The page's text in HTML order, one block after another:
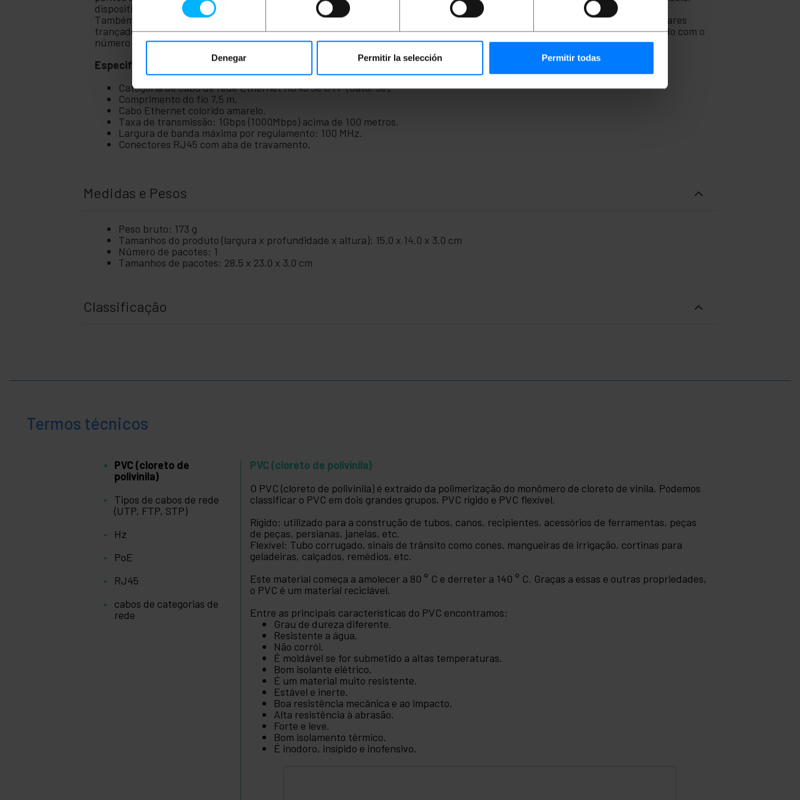
Denegar Permitir la selección Permitir todas
+
dispositivos PoE (Power Over Ethernet), data centers e qualquer dispositivo que exija conexão com a internet via banda larga.
Também podem ser utilizados para transmissão de vídeo junto com kits especiais de transmissores de vídeo. Projetados com pares
trançados com o objetivo de reduzir ao máximo as interferências elétricas e de acordo com as normas mais exigentes. Fabricado com o
número da peça PCU5-10CC-0750-Y.
Especificações
Categoria de cabo de rede Ethernet RJ45 5e UTP (Gato. 5e).
Comprimento do fio 7,5 m.
Cabo Ethernet colorido amarelo.
Taxa de transmissão: 1Gbps (1000Mbps) acima de 100 metros.
Largura de banda máxima por regulamento: 100 MHz.
Conectores RJ45 com aba de travamento.
Medidas e Pesos
Peso bruto: 173 g
Tamanhos do produto (largura x profundidade x altura): 15.0 x 14.0 x 3.0 cm
Número de pacotes: 1
Tamanhos de pacotes: 28.5 x 23.0 x 3.0 cm
Classificação
Termos técnicos
PVC (cloreto de
polivinila)
Tipos de cabos de rede
(UTP, FTP, STP)
Hz
PoE
RJ45
cabos de categorias de
rede
PVC (cloreto de polivinila)
O PVC (cloreto de polivinila) é extraído da polimerização do monômero de cloreto de vinila. Podemos
classificar o PVC em dois grandes grupos, PVC rígido e PVC flexível.
Rígido: utilizado para a construção de tubos, canos, recipientes, acessórios de ferramentas, peças
de peças, persianas, janelas, etc.
Flexível: Tubo corrugado, sinais de trânsito como cones. mangueiras de irrigação, cortinas para
geladeiras, calçados, remédios, etc.
Este material começa a amolecer a 80 ° C e derreter a 140 ° C. Graças a essas e outras propriedades,
o PVC é um material reciclável.
Entre as principais características do PVC encontramos:
Grau de dureza diferente.
Resistente a água.
Não corrói.
É moldável se for submetido a altas temperaturas.
Bom isolante elétrico.
É um material muito resistente.
Estável e inerte.
Boa resistência mecânica e ao impacto.
Alta resistência à abrasão.
Forte e leve.
Bom isolamento térmico.
É inodoro, insípido e inofensivo.